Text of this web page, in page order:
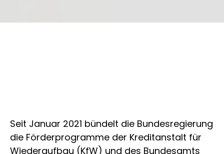
Seit Januar 2021 bündelt die Bundesregierung
die Förderprogramme der Kreditanstalt für
Wiederaufbau (KfW) und des Bundesamts